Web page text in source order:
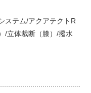
ステム/アクアテクトR
/立体裁断（膝）/撥水